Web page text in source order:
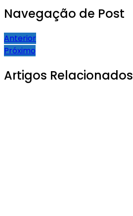
Navegação de Post
Anterior
Próximo
Artigos Relacionados